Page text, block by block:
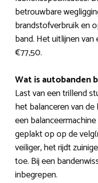
betrouwbare
brandstofverbruik en
band. Het uitlijnen
€77,50.
Wat is autobanden
Last van een trillend
het balanceren van
een
geplakt op op de
veiliger, het rijdt
toe. Bij een
inbegrepen.